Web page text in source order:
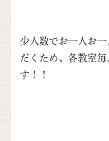
少人数でお一人お
だくため、各教室毎
す！！